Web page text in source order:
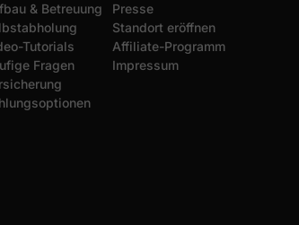
& Betreuung
Tutorials
Fragen
Presse
Standort eröffnen
Affiliate-Programm
Impressum